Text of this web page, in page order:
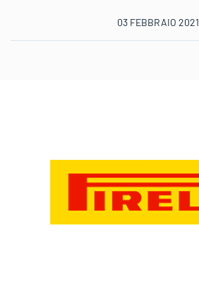
03 FEBBRAIO 2021